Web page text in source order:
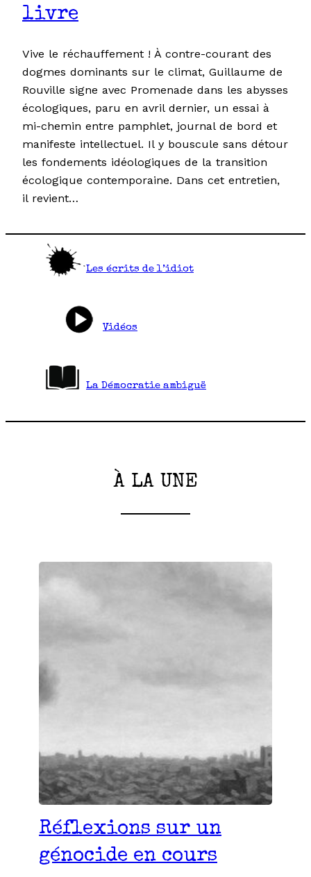
livre
Vive le réchauffement ! À contre-courant des
dogmes dominants sur le climat, Guillaume de
Rouville signe avec Promenade dans les abysses
écologiques, paru en avril dernier, un essai à
mi-chemin entre pamphlet, journal de bord et
manifeste intellectuel. Il y bouscule sans détour
les fondements idéologiques de la transition
écologique contemporaine. Dans cet entretien,
il revient…
Les écrits de l’idiot
Vidéos
La Démocratie ambiguë
À LA UNE
Réflexions sur un
génocide en cours